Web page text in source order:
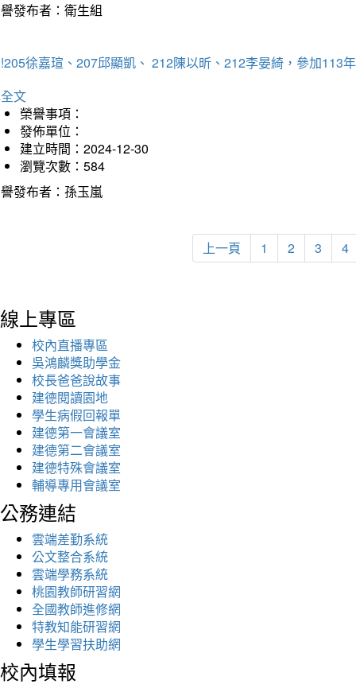
發布者：衛生組
徐嘉瑄、207邱顯凱、 212陳以昕、212李晏綺，參加113
文
榮譽事項：
發佈單位：
建立時間：2024-12-30
瀏覽次數：584
發布者：孫玉嵐
上一頁 1 2 3 4
線上專區
校內直播專區
吳鴻麟獎助學金
校長爸爸說故事
建德閱讀園地
學生病假回報單
建德第一會議室
建德第二會議室
建德特殊會議室
輔導專用會議室
公務連結
雲端差勤系統
公文整合系統
雲端學務系統
桃園教師研習網
全國教師進修網
特教知能研習網
學生學習扶助網
校內填報